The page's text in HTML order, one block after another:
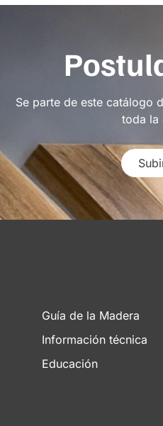
Se parte de este catálogo
toda la
Guía de la Madera
Información técnica
Educación